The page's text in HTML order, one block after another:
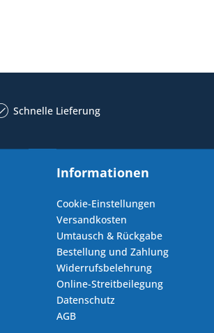
Schnelle Lieferung
Informationen
Cookie-Einstellungen
Versandkosten
Umtausch & Rückgabe
Bestellung und Zahlung
Widerrufsbelehrung
Online-Streitbeilegung
Datenschutz
AGB